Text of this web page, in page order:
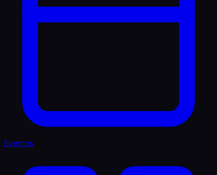
Eventos